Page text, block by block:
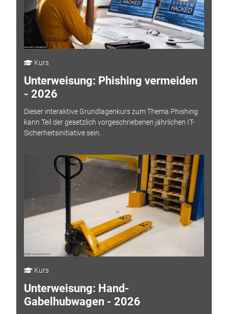
Kurs
Unterweisung: Phishing vermeiden
- 2026
Dieser interaktive Grundlagenkurs zum Thema Phishing
kann Teil der gesetzlich vorgeschriebenen jährlichen IT-
Sicherheitsinitiative sein.
Kurs
Unterweisung: Hand-
Gabelhubwagen - 2026